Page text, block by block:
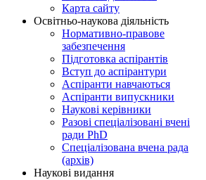
Карта сайту
Освітньо-наукова діяльність
Нормативно-правове
забезпечення
Підготовка аспірантів
Вступ до аспірантури
Аспіранти навчаються
Аспіранти випускники
Наукові керівники
Разові спеціалізовані вчені
ради PhD
Спеціалізована вчена рада
(архів)
Наукові видання